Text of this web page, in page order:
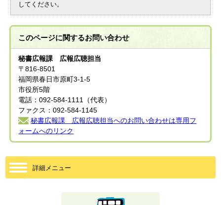
してください。
このページに関するお問い合わせ
秘書広報課 広報広聴担当
〒816-8501
福岡県春日市原町3-1-5
市役所5階
電話：092-584-1111（代表）
ファクス：092-584-1145
秘書広報課 広報広聴担当へのお問い合わせは専用フ
ォームへのリンク
詳細メニュー